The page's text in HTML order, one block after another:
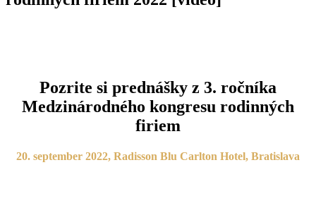
Pozrite si prednášky z 3. ročníka
Medzinárodného kongresu rodinných
firiem
20. september 2022, Radisson Blu Carlton Hotel, Bratislava